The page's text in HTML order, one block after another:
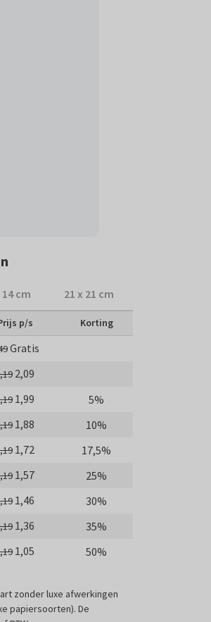
14 cm 21 x 21 cm
p/s Korting
Gratis
2,09
1,99
5%
1,88
10%
1,72
17,5%
1,57
25%
1,46
30%
1,36
35%
1,05 50%
zonder luxe afwerkingen
papiersoorten). De